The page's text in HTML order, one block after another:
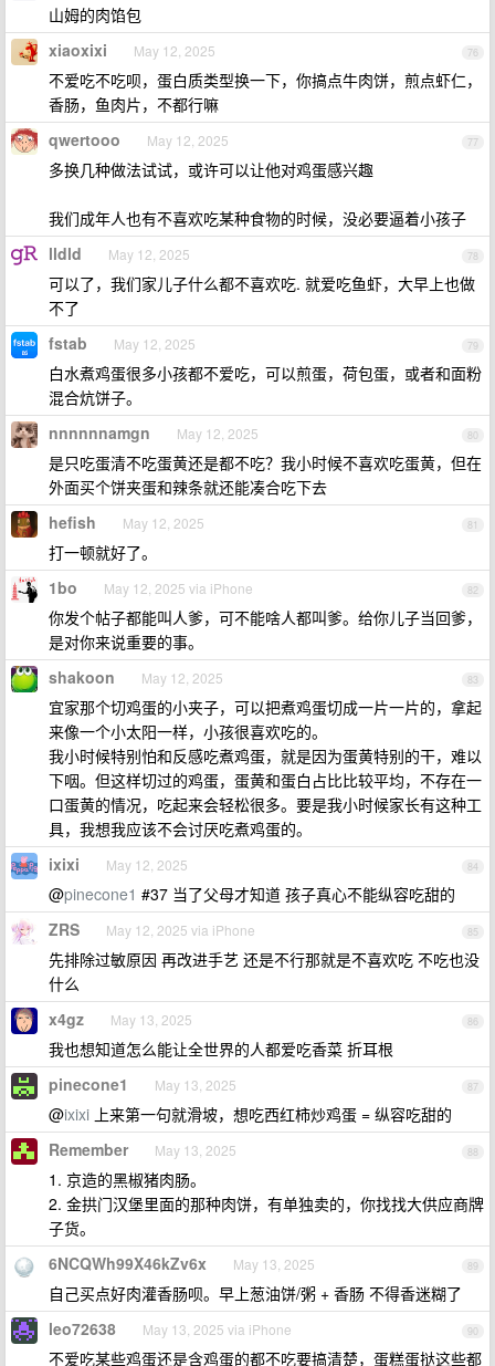
山姆的肉馅包
76
xiaoxixi May 12, 2025
不爱吃不吃呗，蛋白质类型换一下，你搞点牛肉饼，煎点虾仁，
香肠，鱼肉片，不都行嘛
77
qwertooo May 12, 2025
多换几种做法试试，或许可以让他对鸡蛋感兴趣
我们成年人也有不喜欢吃某种食物的时候，没必要逼着小孩子
78
lldld May 12, 2025
可以了，我们家儿子什么都不喜欢吃. 就爱吃鱼虾，大早上也做
不了
79
fstab May 12, 2025
白水煮鸡蛋很多小孩都不爱吃，可以煎蛋，荷包蛋，或者和面粉
混合炕饼子。
80
nnnnnnamgn May 12, 2025
是只吃蛋清不吃蛋黄还是都不吃？我小时候不喜欢吃蛋黄，但在
外面买个饼夹蛋和辣条就还能凑合吃下去
81
hefish May 12, 2025
打一顿就好了。
82
1bo May 12, 2025 via iPhone
你发个帖子都能叫人爹，可不能啥人都叫爹。给你儿子当回爹，
是对你来说重要的事。
83
shakoon May 12, 2025
宜家那个切鸡蛋的小夹子，可以把煮鸡蛋切成一片一片的，拿起
来像一个小太阳一样，小孩很喜欢吃的。
我小时候特别怕和反感吃煮鸡蛋，就是因为蛋黄特别的干，难以
下咽。但这样切过的鸡蛋，蛋黄和蛋白占比比较平均，不存在一
口蛋黄的情况，吃起来会轻松很多。要是我小时候家长有这种工
具，我想我应该不会讨厌吃煮鸡蛋的。
84
ixixi May 12, 2025
@pinecone1 #37 当了父母才知道 孩子真心不能纵容吃甜的
85
ZRS May 12, 2025 via iPhone
先排除过敏原因 再改进手艺 还是不行那就是不喜欢吃 不吃也没
什么
86
x4gz May 13, 2025
我也想知道怎么能让全世界的人都爱吃香菜 折耳根
87
pinecone1 May 13, 2025
@ixixi 上来第一句就滑坡，想吃西红柿炒鸡蛋 = 纵容吃甜的
88
Remember May 13, 2025
1. 京造的黑椒猪肉肠。
2. 金拱门汉堡里面的那种肉饼，有单独卖的，你找找大供应商牌
子货。
89
6NCQWh99X46kZv6x May 13, 2025
自己买点好肉灌香肠呗。早上葱油饼/粥 + 香肠 不得香迷糊了
90
leo72638 May 13, 2025 via iPhone
不爱吃某些鸡蛋还是含鸡蛋的都不吃要搞清楚，蛋糕蛋挞这些都